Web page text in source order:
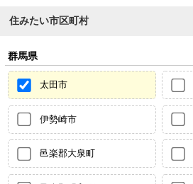
住みたい市区町村
群馬県
太田市
伊勢崎市
邑楽郡大泉町